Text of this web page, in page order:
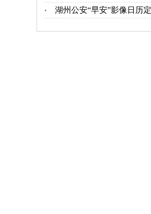
湖州公安“早安”影像日历